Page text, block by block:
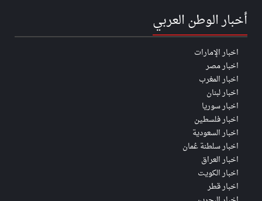
أخبار الوطن العربي
اخبار الإمارات
اخبار مصر
اخبار المغرب
اخبار لبنان
اخبار سوريا
اخبار فلسطين
اخبار السعودية
اخبار سلطنة عُمان
اخبار العراق
اخبار الكويت
اخبار قطر